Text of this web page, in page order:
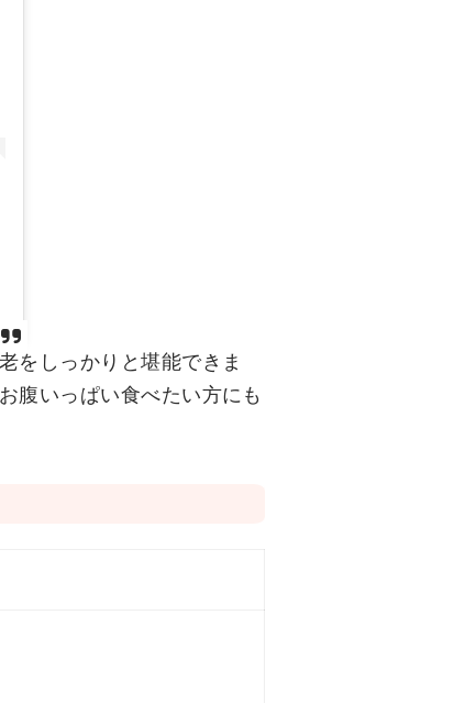
をしっかりと堪能できま
腹いっぱい食べたい方にも